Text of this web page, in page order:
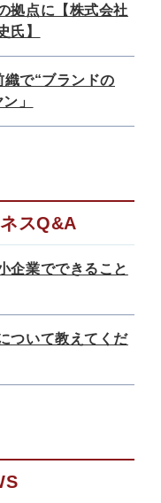
拠点に【株式会社
氏】
で“ブランドの
」
スQ&A
企業でできること
ついて教えてくだ